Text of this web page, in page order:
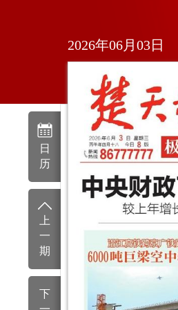
日
历
上
一
期
下
2026年06月03日